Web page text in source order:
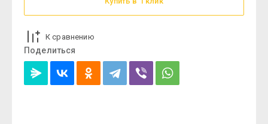
К сравнению
Поделиться